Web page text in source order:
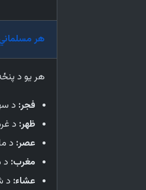
هر
هر یو د
فجر: د
ظهر: د
عصر: د
مغرب: د
عشاء: د